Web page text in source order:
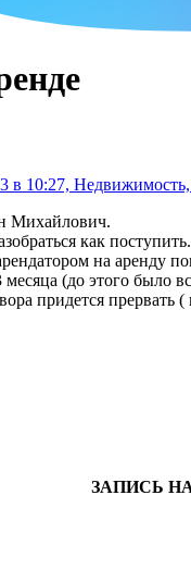
в 10:27,
Михайлович.
как поступить.
на аренду
(до этого было
придется
ЗАПИСЬ